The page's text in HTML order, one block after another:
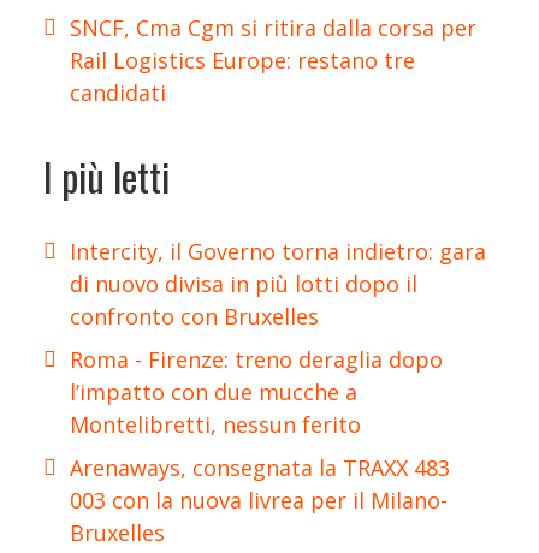
SNCF, Cma Cgm si ritira dalla corsa per
Rail Logistics Europe: restano tre
candidati
I più letti
Intercity, il Governo torna indietro: gara
di nuovo divisa in più lotti dopo il
confronto con Bruxelles
Roma - Firenze: treno deraglia dopo
l’impatto con due mucche a
Montelibretti, nessun ferito
Arenaways, consegnata la TRAXX 483
003 con la nuova livrea per il Milano-
Bruxelles